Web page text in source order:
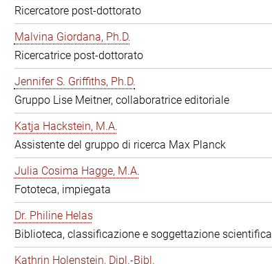
Ricercatore post-dottorato
Malvina Giordana, Ph.D.
Ricercatrice post-dottorato
Jennifer S. Griffiths, Ph.D.
Gruppo Lise Meitner, collaboratrice editoriale
Katja Hackstein, M.A.
Assistente del gruppo di ricerca Max Planck
Julia Cosima Hagge, M.A.
Fototeca, impiegata
Dr. Philine Helas
Biblioteca, classificazione e soggettazione scientifica
Kathrin Holenstein, Dipl.-Bibl.